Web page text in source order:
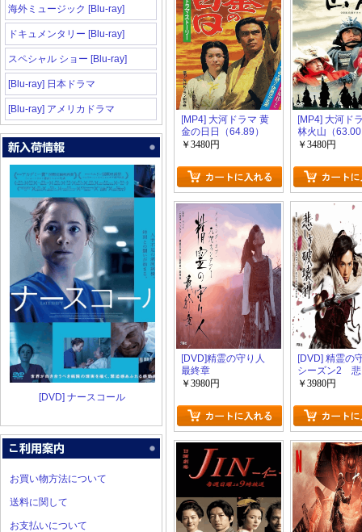
海外ミュージック [Blu-ray]
ドキュメンタリー [Blu-ray]
スペシャル ショー [Blu-ray]
[Blu-ray] 日本ドラマ
[Blu-ray] アメリカドラマ
[DVD] ナースコール
お買い物方法について
送料に関して
お支払いについて
[MP4] 大河ドラマ 黄
金の日日（64.89）
￥3480円
[MP4] 大河ド
林火山（
￥3480円
[DVD]精霊の守り人
最終章
￥3980円
[DVD] 精霊の
シーズン2 悲
壊神
￥3980円